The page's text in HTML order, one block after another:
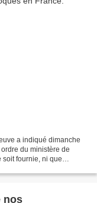
a indiqué dimanche
du ministère de
soit fournie, ni que
nos